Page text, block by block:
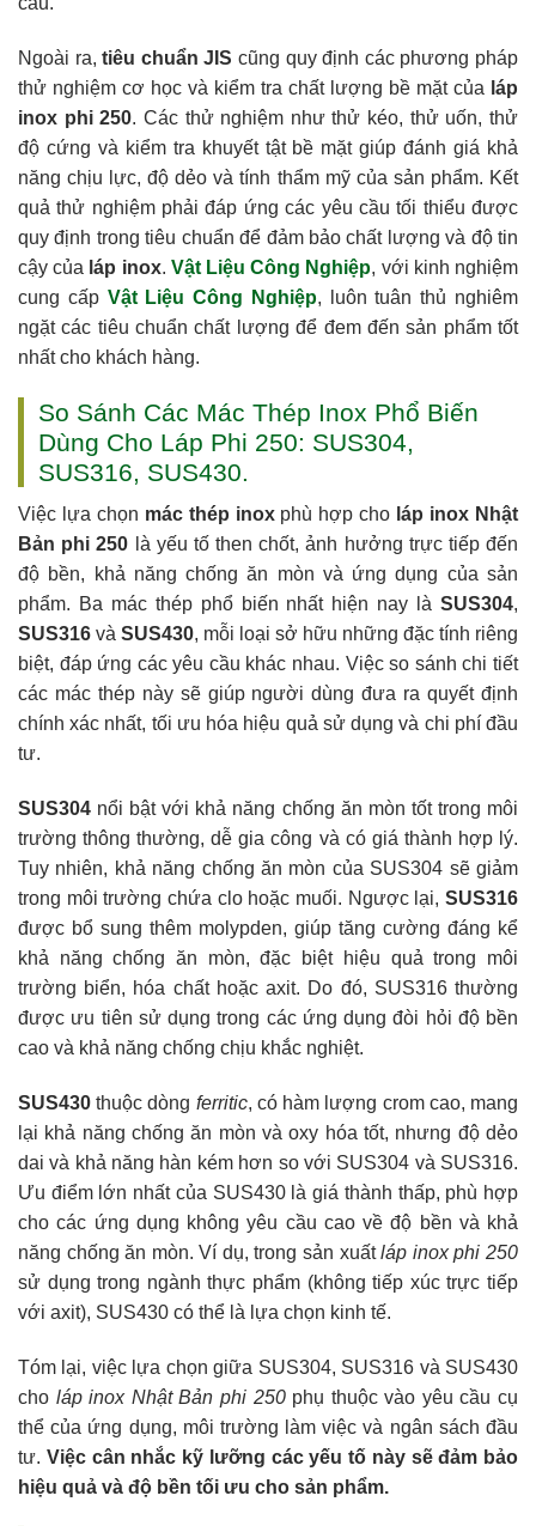
Ngoài ra,tiêu chuẩn JIS cũng quy định các phương pháp
thử nghiệm cơ học và kiểm tra chất lượng bề mặt của láp
inox phi 250. Các thử nghiệm như thử kéo, thử uốn, thử
độ cứng và kiểm tra khuyết tật bề mặt giúp đánh giá khả
năng chịu lực, độ dẻo và tính thẩm mỹ của sản phẩm. Kết
quả thử nghiệm phải đáp ứng các yêu cầu tối thiểu được
quy định trong tiêu chuẩn để đảm bảo chất lượng và độ tin
cậy của láp inox. Vật Liệu Công Nghiệp, với kinh nghiệm
cung cấp Vật Liệu Công Nghiệp, luôn tuân thủ nghiêm
ngặt các tiêu chuẩn chất lượng để đem đến sản phẩm tốt
nhất cho khách hàng.
So Sánh Các Mác Thép Inox Phổ Biến
Dùng Cho Láp Phi 250: SUS304,
SUS316, SUS430.
Việc lựa chọn mác thép inoxphù hợp cho láp inox Nhật
Bản phi 250 là yếu tố then chốt, ảnh hưởng trực tiếp đến
độ bền, khả năng chống ăn mòn và ứng dụng của sản
phẩm. Ba mác thép phổ biến nhất hiện nay là SUS304,
SUS316 và SUS430, mỗi loại sở hữu những đặc tính riêng
biệt, đáp ứng các yêu cầu khác nhau. Việc so sánh chi tiết
các mác thép này sẽ giúp người dùng đưa ra quyết định
chính xác nhất, tối ưu hóa hiệu quả sử dụng và chi phí đầu
tư.
SUS304 nổi bật với khả năng chống ăn mòn tốt trong môi
trường thông thường, dễ gia công và có giá thành hợp lý.
Tuy nhiên, khả năng chống ăn mòn của SUS304 sẽ giảm
trong môi trường chứa clo hoặc muối. Ngược lại, SUS316
được bổ sung thêm molypden, giúp tăng cường đáng kể
khả năng chống ăn mòn, đặc biệt hiệu quả trong môi
trường biển, hóa chất hoặc axit. Do đó, SUS316 thường
được ưu tiên sử dụng trong các ứng dụng đòi hỏi độ bền
cao và khả năng chống chịu khắc nghiệt.
SUS430 thuộc dòng ferritic, có hàm lượng crom cao, mang
lại khả năng chống ăn mòn và oxy hóa tốt, nhưng độ dẻo
dai và khả năng hàn kém hơn so với SUS304 và SUS316.
Ưu điểm lớn nhất của SUS430 là giá thành thấp, phù hợp
cho các ứng dụng không yêu cầu cao về độ bền và khả
năng chống ăn mòn. Ví dụ, trong sản xuấtláp inox phi 250
sử dụng trong ngành thực phẩm (không tiếp xúc trực tiếp
với axit), SUS430 có thể là lựa chọn kinh tế.
Tóm lại, việc lựa chọn giữa SUS304, SUS316 và SUS430
cho láp inox Nhật Bản phi 250phụ thuộc vào yêu cầu cụ
thể của ứng dụng, môi trường làm việc và ngân sách đầu
tư. Việc cân nhắc kỹ lưỡng các yếu tố này sẽ đảm bảo
hiệu quả và độ bền tối ưu cho sản phẩm.